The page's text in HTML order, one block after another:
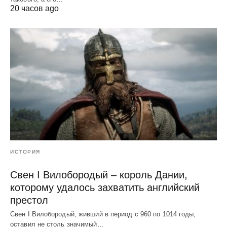
20 часов ago
ИСТОРИЯ
Свен I Вилобородый – король Дании,
которому удалось захватить английский
престол
Свен I Вилобородый, живший в период с 960 по 1014 годы,
оставил не столь значимый…